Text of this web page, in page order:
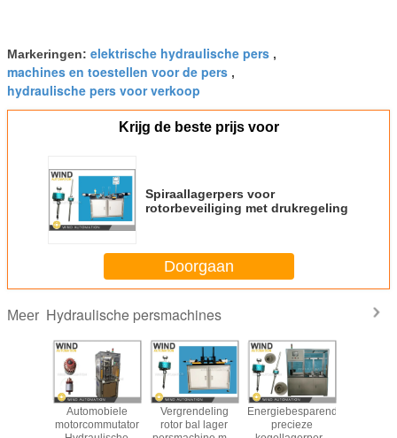
Markeringen: elektrische hydraulische pers ,
machines en toestellen voor de pers ,
hydraulische pers voor verkoop
Krijg de beste prijs voor
Spiraallagerpers voor
rotorbeveiliging met drukregeling
Doorgaan
Meer Hydraulische persmachines
Automobiele
motorcommutator
Vergrendeling
rotor bal lager
Energiebesparende
precieze